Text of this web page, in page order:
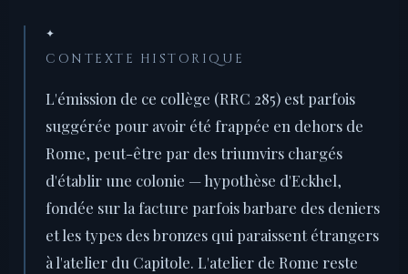
✦
CONTEXTE HISTORIQUE
L'émission de ce collège (RRC 285) est parfois
suggérée pour avoir été frappée en dehors de
Rome, peut-être par des triumvirs chargés
d'établir une colonie — hypothèse d'Eckhel,
fondée sur la facture parfois barbare des deniers
et les types des bronzes qui paraissent étrangers
à l'atelier du Capitole. L'atelier de Rome reste